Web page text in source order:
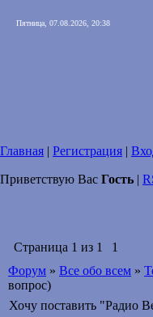
Пятница, 07.08.2026, 20:38
Главная | Регистрация |
Приветствую Вас Гость |
Страница 1 из 1
1
Форум » Все обо всем »
вопрос)
Хочу поставить "Радио